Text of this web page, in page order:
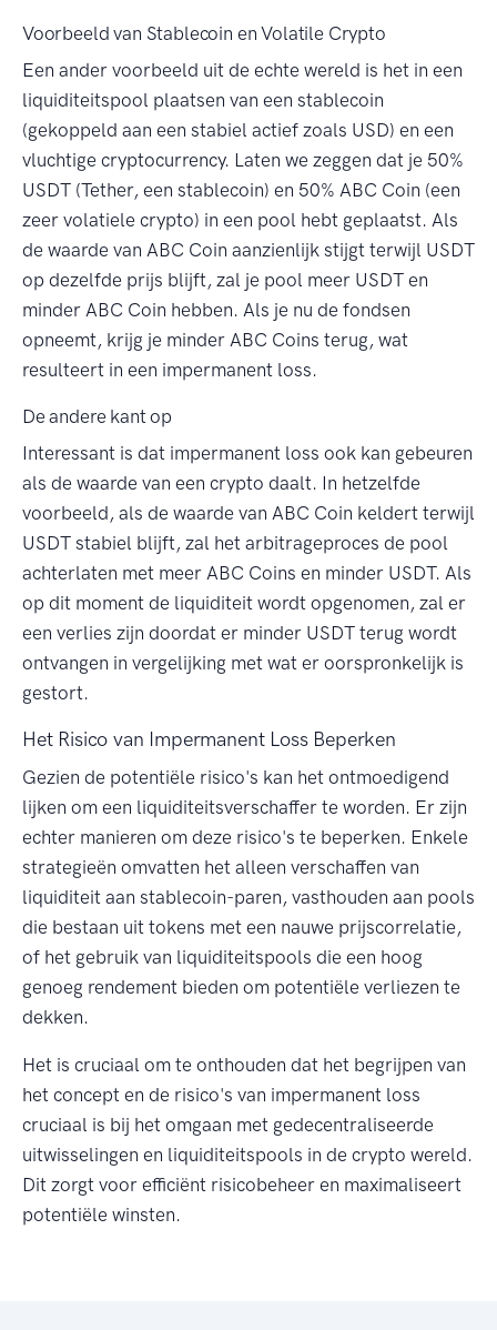
Voorbeeld van Stablecoin en Volatile Crypto
Een ander voorbeeld uit de echte wereld is het in een
liquiditeitspool plaatsen van een stablecoin
(gekoppeld aan een stabiel actief zoals USD) en een
vluchtige cryptocurrency. Laten we zeggen dat je 50%
USDT (Tether, een stablecoin) en 50% ABC Coin (een
zeer volatiele crypto) in een pool hebt geplaatst. Als
de waarde van ABC Coin aanzienlijk stijgt terwijl USDT
op dezelfde prijs blijft, zal je pool meer USDT en
minder ABC Coin hebben. Als je nu de fondsen
opneemt, krijg je minder ABC Coins terug, wat
resulteert in een impermanent loss.
De andere kant op
Interessant is dat impermanent loss ook kan gebeuren
als de waarde van een crypto daalt. In hetzelfde
voorbeeld, als de waarde van ABC Coin keldert terwijl
USDT stabiel blijft, zal het arbitrageproces de pool
achterlaten met meer ABC Coins en minder USDT. Als
op dit moment de liquiditeit wordt opgenomen, zal er
een verlies zijn doordat er minder USDT terug wordt
ontvangen in vergelijking met wat er oorspronkelijk is
gestort.
Het Risico van Impermanent Loss Beperken
Gezien de potentiële risico's kan het ontmoedigend
lijken om een liquiditeitsverschaffer te worden. Er zijn
echter manieren om deze risico's te beperken. Enkele
strategieën omvatten het alleen verschaffen van
liquiditeit aan stablecoin-paren, vasthouden aan pools
die bestaan uit tokens met een nauwe prijscorrelatie,
of het gebruik van liquiditeitspools die een hoog
genoeg rendement bieden om potentiële verliezen te
dekken.
Het is cruciaal om te onthouden dat het begrijpen van
het concept en de risico's van impermanent loss
cruciaal is bij het omgaan met gedecentraliseerde
uitwisselingen en liquiditeitspools in de crypto wereld.
Dit zorgt voor efficiënt risicobeheer en maximaliseert
potentiële winsten.